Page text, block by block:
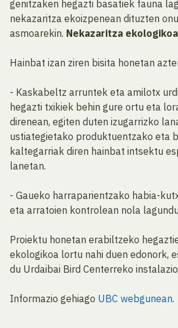
genitzaken hegazti basatiek fauna
nekazaritza ekoizpenean dituzten
asmoarekin. Nekazaritza
Hainbat izan ziren bisita honetan
- Kaskabeltz arruntek eta amilotx
hegazti txikiek behin gure ortu eta
direnean, egiten duten izugarrizko
ustiategietako produktuentzako eta
kaltegarriak diren hainbat intsektu
lanetan.
- Gaueko harraparientzako habia-
eta arratoien kontrolean nola
Proiektu honetan erabiltzeko
ekologikoa lortu nahi duen edonork,
du Urdaibai Bird Centerreko
Informazio gehiago UBC webgunean.